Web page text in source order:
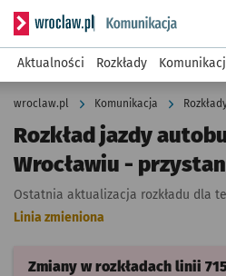
Serwis informacyjny wroclaw.pl
Aktualności Rozkłady
wroclaw.pl Komunikacja
Rozkład jazdy
Wrocławiu -
Ostatnia aktualizacja rozkładu dla
Linia zmieniona
Zmiany w rozkładach linii